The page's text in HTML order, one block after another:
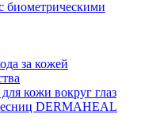
биометрическими
за кожей
кожи вокруг глаз
DERMAHEAL